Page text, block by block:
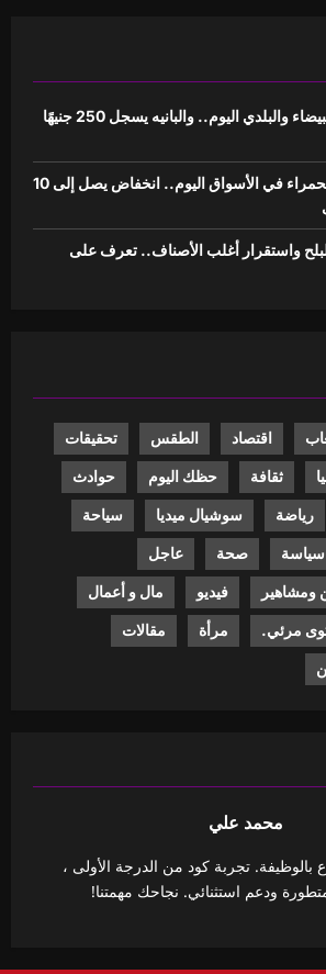
ارتفاع أسعار الفراخ البيضاء والبلدي اليوم.. والبانيه يسجل 250 جنيهًا
تراجع أسعار اللحوم الحمراء في الأسواق اليوم.. انخفاض يصل إلى 10
واستقرار أغلب الأصناف.. تعرف على
اقتصاد الطقس تحقيقات
ثقافة حظك اليوم حوادث
رياضة سوشيال ميديا سياحة
سياسة صحة عاجل
ومشاهير فيديو مال و أعمال
مرئي. مرأة مقالات
محمد علي
بالوظيفة. تجربة كود من الدرجة الأولى ،
ودعم استثنائي. نجاحك مهمتنا!